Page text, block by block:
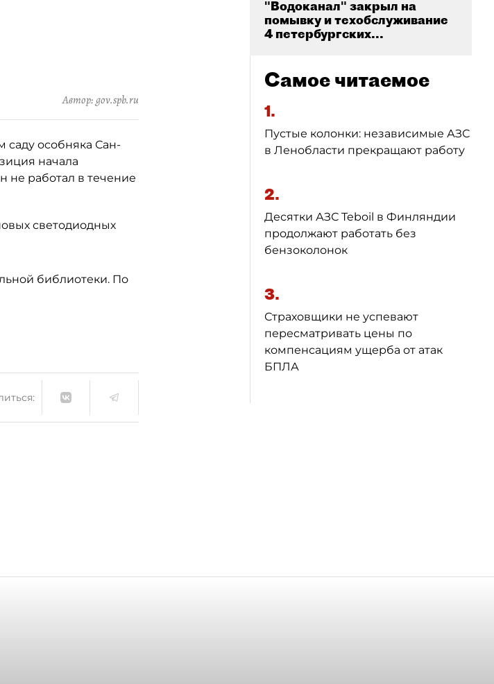
Автор: gov.spb.ru
саду особняка Сан-
начала
не работал в течение
светодиодных
библиотеки. По
"Водоканал" закрыл на
помывку и техобслуживание
4 петербургских...
Самое читаемое
1.
Пустые колонки: независимые АЗС
в Ленобласти прекращают работу
2.
Десятки АЗС Teboil в Финляндии
продолжают работать без
бензоколонок
3.
Страховщики не успевают
пересматривать цены по
компенсациям ущерба от атак
БПЛА